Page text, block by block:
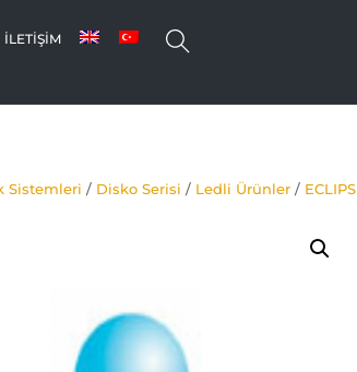
İLETIŞIM
Sistemleri / Disko Serisi / Ledli Ürünler / ECLIPS